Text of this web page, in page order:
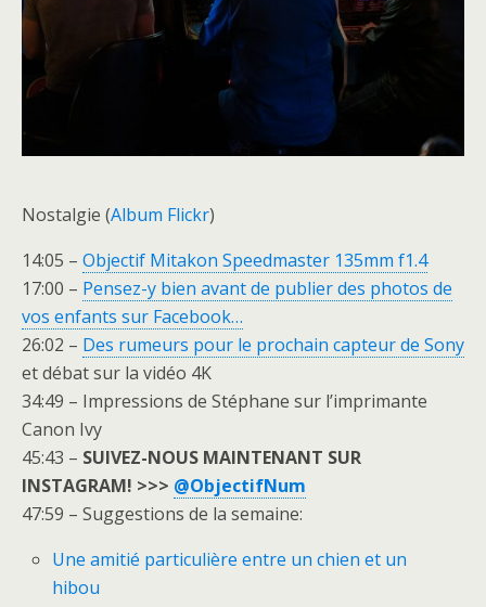
Nostalgie (Album Flickr)
14:05 – Objectif Mitakon Speedmaster 135mm f1.4
17:00 – Pensez-y bien avant de publier des photos de
vos enfants sur Facebook…
26:02 – Des rumeurs pour le prochain capteur de Sony
et débat sur la vidéo 4K
34:49 – Impressions de Stéphane sur l’imprimante
Canon Ivy
45:43 – SUIVEZ-NOUS MAINTENANT SUR
INSTAGRAM! >>> @ObjectifNum
47:59 – Suggestions de la semaine:
Une amitié particulière entre un chien et un
hibou